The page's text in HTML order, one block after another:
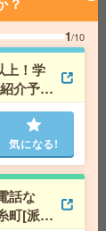
理など
気になる!
1/10
上！学
介予定
気になる!
話な
町[派